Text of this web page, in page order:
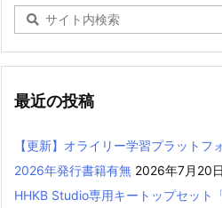
最近の投稿
【更新】オライリー学習プラット
2026年発行書籍有無 2026年7月20日
HHKB Studio専用キートップセット